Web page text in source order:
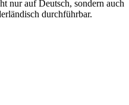
nur auf Deutsch, sondern auch
durchführbar.